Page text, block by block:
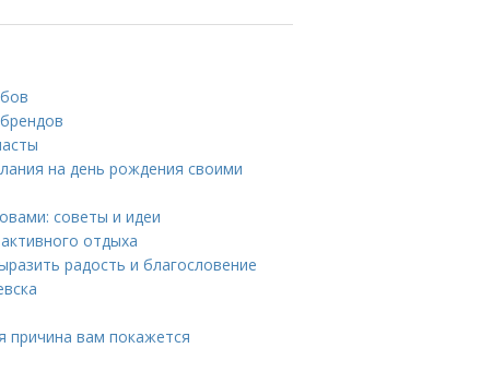
на день рождения своими
советы и идеи
отдыха
радость и благословение
причина вам покажется